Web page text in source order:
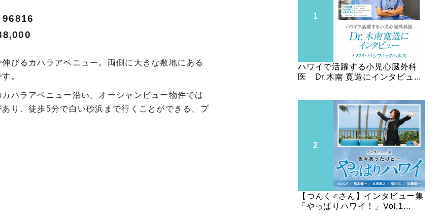
びるカハラアベニュー。両側に大きな敷地にある
。
ハラアベニュー沿い。オーシャンビュー物件では
り、徒歩5分で白い砂浜まで行くことができる、プ
ハワイで活躍する小児心臓外科
医 Dr.木南 寛造にインタビュ...
【つんく♂さん】インタビュー集
「やっぱりハワイ！」Vol.1...